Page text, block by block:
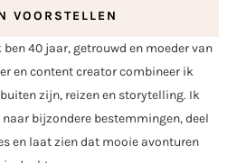
VOORSTELLEN
40 jaar, getrouwd en moeder van
en content creator combineer ik
zijn, reizen en storytelling. Ik
bijzondere bestemmingen, deel
en laat zien dat mooie avonturen